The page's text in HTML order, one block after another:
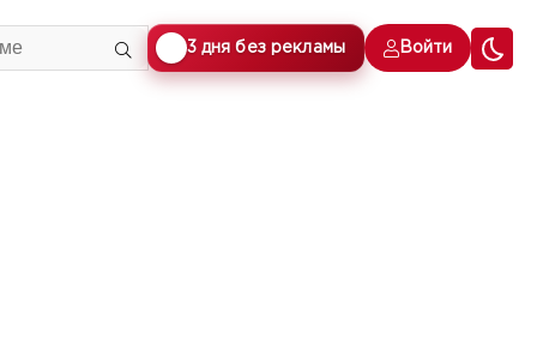
3 дня без рекламы Войти